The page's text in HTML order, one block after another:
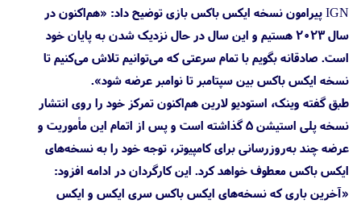
IGN پیرامون نسخه ایکس باکس بازی توضیح داد: «هم‌اکنون در
سال ۲۰۲۳ هستیم و این سال در حال نزدیک شدن به پایان خود
است. صادقانه بگویم با تمام سرعتی که می‌توانیم تلاش می‌کنیم تا
نسخه ایکس باکس بین سپتامبر تا نوامبر عرضه شود».
طبق گفته وینک، استودیو لارین هم‌اکنون تمرکز خود را روی انتشار
نسخه پلی استیشن 5 گذاشته است و پس از اتمام این مأموریت و
عرضه چند به‌روزرسانی برای کامپیوتر، توجه خود را به نسخه‌های
ایکس باکس معطوف خواهد کرد. این کارگردان در ادامه افزود:
«آخرین باری که نسخه‌های ایکس باکس سری ایکس و ایکس